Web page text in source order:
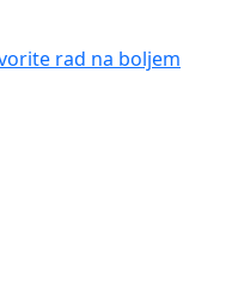
rad na boljem